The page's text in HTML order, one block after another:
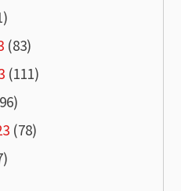
(83)
(111)
(78)